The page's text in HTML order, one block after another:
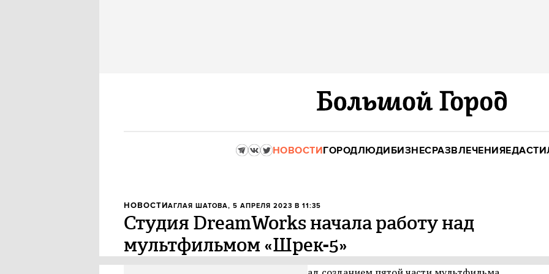
НОВОСТИГОРОДЛЮДИБИЗНЕСРАЗВЛЕЧЕНИЯЕДА
НОВОСТИАГЛАЯ ШАТОВА, 5 АПРЕЛЯ 2023 В 11:35
Студия DreamWorks начала работу над
мультфильмом «Шрек-5»